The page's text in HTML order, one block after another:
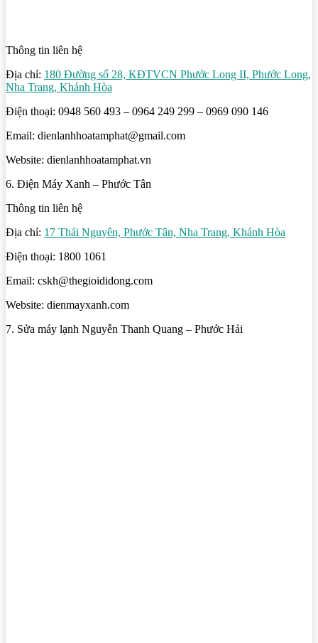
Thông tin liên hệ
Địa chỉ: 180 Đường số 28, KĐTVCN Phước Long II, Phước Long,
Nha Trang, Khánh Hòa
Điện thoại: 0948 560 493 – 0964 249 299 – 0969 090 146
Email: dienlanhhoatamphat@gmail.com
Website: dienlanhhoatamphat.vn
6. Điện Máy Xanh – Phước Tân
Thông tin liên hệ
Địa chỉ: 17 Thái Nguyên, Phước Tân, Nha Trang, Khánh Hòa
Điện thoại: 1800 1061
Email: cskh@thegioididong.com
Website: dienmayxanh.com
7. Sửa máy lạnh Nguyễn Thanh Quang – Phước Hải